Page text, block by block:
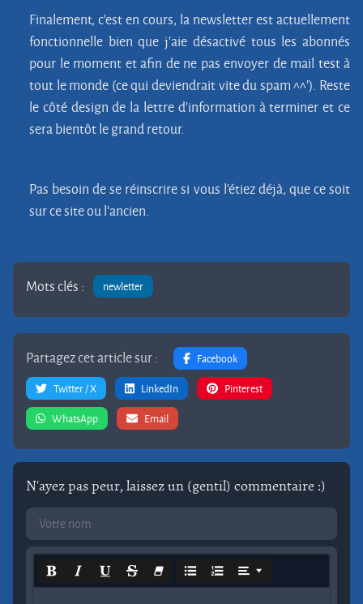
Finalement, c'est en cours, la newsletter est actuellement
fonctionnelle bien que j'aie désactivé tous les abonnés
pour le moment et afin de ne pas envoyer de mail test à
tout le monde (ce qui deviendrait vite du spam ^^'). Reste
le côté design de la lettre d'information à terminer et ce
sera bientôt le grand retour.
Pas besoin de se réinscrire si vous l'étiez déjà, que ce soit
sur ce site ou l'ancien.
Mots clés : newletter
Partagez cet article sur : Facebook
Twitter / X LinkedIn Pinterest
WhatsApp Email
N'ayez pas peur, laissez un (gentil) commentaire :)